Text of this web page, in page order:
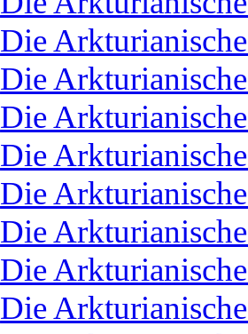
Die
Die
Die
Die
Die
Die
Die
Die